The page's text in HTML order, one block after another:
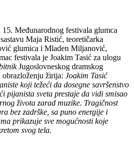
Međunarodnog festivala glumca
Maja Ristić, teoretičarka
glumica i Mladen Miljanović,
festivala je Joakim Tasić za ulogu
Jugoslovneskog dramskog
žirija: Joakim Tasić
koji težeći da dosegne savršenstvo
pijanista sveta prestaje da vidi smisao
života zarad muzike. Tragičnost
bez zadrške, sa puno energije i
prikazuje sve mogućnosti koje
svog tela.